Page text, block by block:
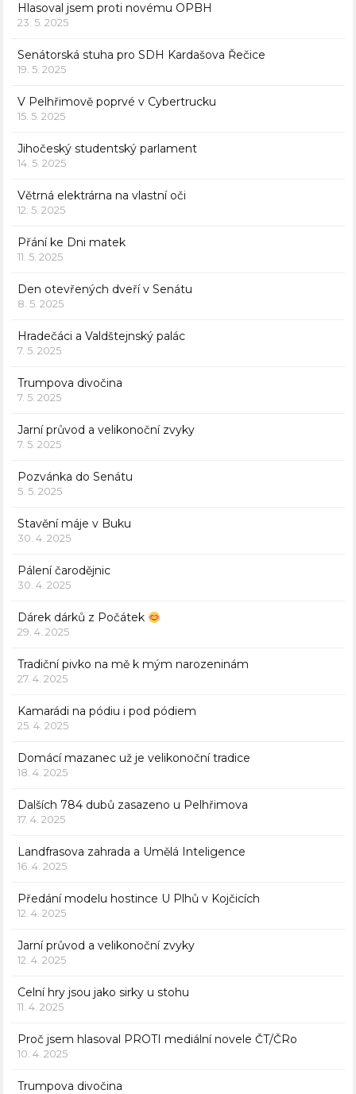
Hlasoval jsem proti novému OPBH
23. 5. 2025
Senátorská stuha pro SDH Kardašova Řečice
19. 5. 2025
V Pelhřimově poprvé v Cybertrucku
15. 5. 2025
Jihočeský studentský parlament
14. 5. 2025
Větrná elektrárna na vlastní oči
12. 5. 2025
Přání ke Dni matek
11. 5. 2025
Den otevřených dveří v Senátu
8. 5. 2025
Hradečáci a Valdštejnský palác
7. 5. 2025
Trumpova divočina
7. 5. 2025
Jarní průvod a velikonoční zvyky
7. 5. 2025
Pozvánka do Senátu
5. 5. 2025
Stavění máje v Buku
30. 4. 2025
Pálení čarodějnic
30. 4. 2025
Dárek dárků z Počátek
29. 4. 2025
Tradiční pivko na mě k mým narozeninám
27. 4. 2025
Kamarádi na pódiu i pod pódiem
25. 4. 2025
Domácí mazanec už je velikonoční tradice
18. 4. 2025
Dalších 784 dubů zasazeno u Pelhřimova
17. 4. 2025
Landfrasova zahrada a Umělá Inteligence
16. 4. 2025
Předání modelu hostince U Plhů v Kojčicích
12. 4. 2025
Jarní průvod a velikonoční zvyky
12. 4. 2025
Celní hry jsou jako sirky u stohu
11. 4. 2025
Proč jsem hlasoval PROTI mediální novele ČT/ČRo
10. 4. 2025
Trumpova divočina